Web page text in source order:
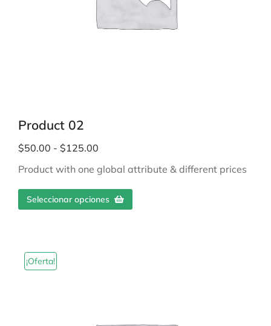
Product 02
$50.00 - $125.00
Product with one global attribute & different prices
Seleccionar opciones
¡Oferta!